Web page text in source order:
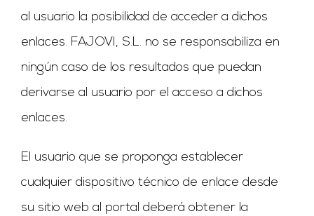
al usuario la posibilidad de acceder a dichos
enlaces. FAJOVI, S.L. no se responsabiliza en
ningún caso de los resultados que puedan
derivarse al usuario por el acceso a dichos
enlaces.
El usuario que se proponga establecer
cualquier dispositivo técnico de enlace desde
su sitio web al portal deberá obtener la